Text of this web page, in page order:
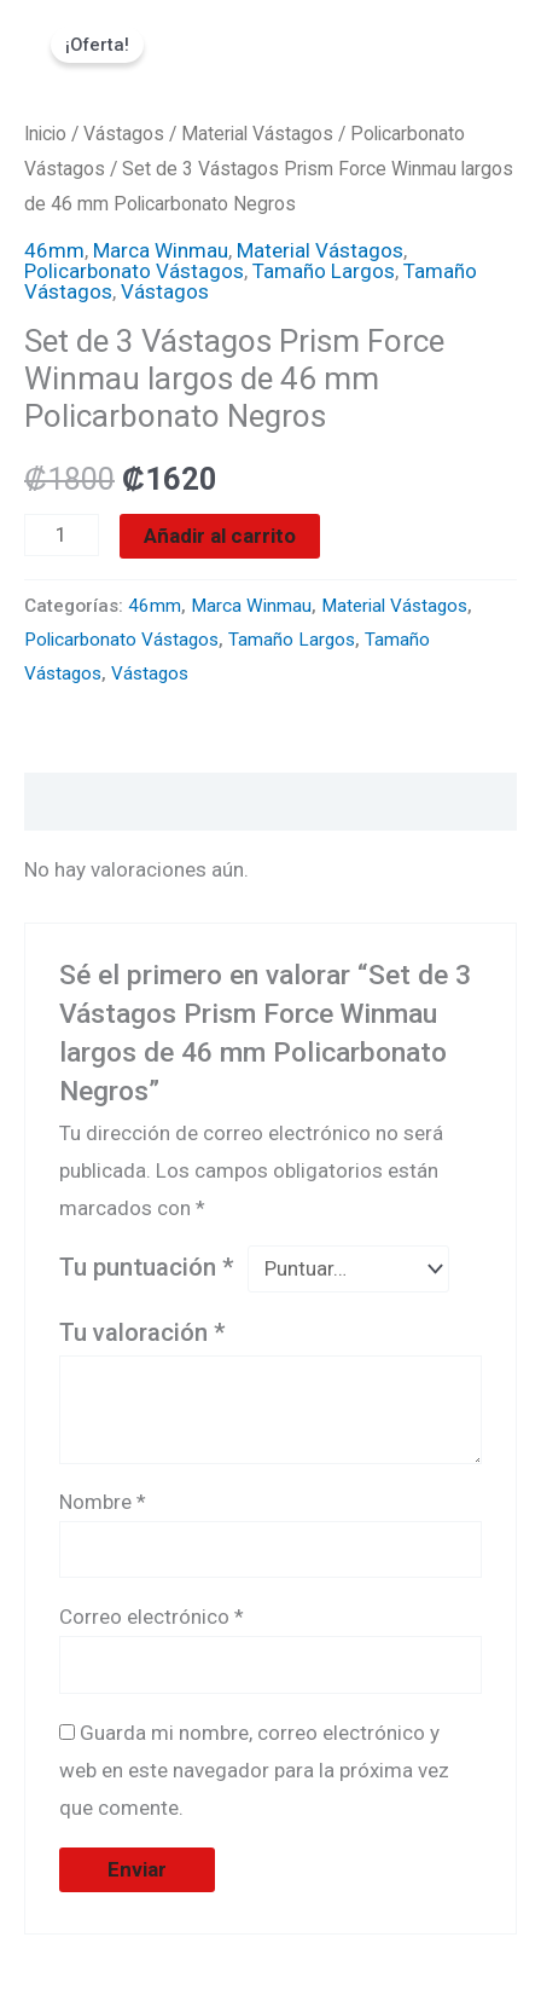
¡Oferta!
Inicio / Vástagos / Material Vástagos / Policarbonato
Vástagos / Set de 3 Vástagos Prism Force Winmau largos
de 46 mm Policarbonato Negros
46mm, Marca Winmau, Material Vástagos,
Policarbonato Vástagos, Tamaño Largos, Tamaño
Vástagos, Vástagos
Set de 3 Vástagos Prism Force
Winmau largos de 46 mm
Policarbonato Negros
₡1800
original
era:
₡1800.
₡1620
actual
es:
₡1620.
Vástagos
Prism
Force
Winmau
largos
46
mm
Policarbonato
Negros
Añadir al carrito
Categorías: 46mm, Marca Winmau, Material Vástagos,
Policarbonato Vástagos, Tamaño Largos, Tamaño
Vástagos, Vástagos
No hay valoraciones aún.
Sé el primero en valorar “Set de 3
Vástagos Prism Force Winmau
largos de 46 mm Policarbonato
Negros”
Tu dirección de correo electrónico no será
publicada. Los campos obligatorios están
marcados con*
Tu puntuación*
Tu valoración*
Nombre*
Correo electrónico*
Guarda mi nombre, correo electrónico y
web en este navegador para la próxima vez
que comente.